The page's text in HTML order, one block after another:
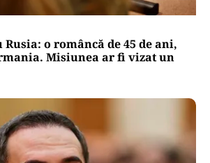
o româncă de 45 de ani,
Misiunea ar fi vizat un